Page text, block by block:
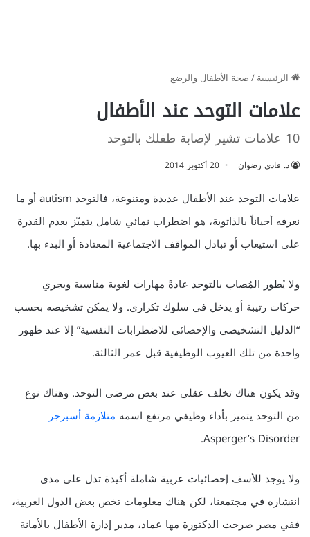
الرئيسية/صحة الأطفال والرضع
علامات التوحد عند الأطفال
10 علامات تشير لإصابة طفلك بالتوحد
د. فادي رضوان 20 أكتوبر 2014
علامات التوحد عند الأطفال عديدة ومتنوعة، فالتوحد autism أو ما
نعرفه أحياناً بالذاتوية، هو اضطراب نمائي شامل يتميّز بعدم القدرة
على استيعاب أو تبادل المواقف الاجتماعية المعتادة أو البدء بها.
ولا يُطور المُصاب بالتوحد عادةً مهارات لغوية مناسبة ويجري
حركات رتيبة أو يدخل في سلوك تكراري. ولا يمكن تشخيصه بحسب
“الدليل التشخيصي والإحصائي للاضطرابات النفسية” إلا عند ظهور
واحدة من تلك العيوب الوظيفية قبل عمر الثالثة.
وقد يكون هناك تخلف عقلي عند بعض مرضى التوحد. وهناك نوع
من التوحد يتميز بأداء وظيفي مرتفع اسمه متلازمة أسبرجر
Asperger’s Disorder.
ولا يوجد للأسف إحصائيات عربية شاملة أكيدة تدل على مدى
انتشاره في مجتمعنا، لكن هناك معلومات تخص بعض الدول العربية،
ففي مصر صرحت الدكتورة مها عماد، مدير إدارة الأطفال بالأمانة